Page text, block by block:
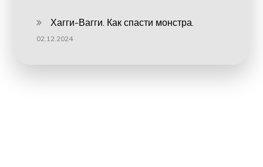
Хагги-Вагги. Как спасти монстра.
02.12.2024